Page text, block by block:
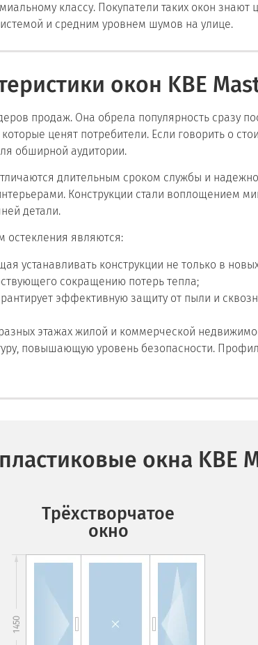
классу. Покупатели таких окон знают
и средним уровнем шумов на улице.
окон KBE
продаж. Она обрела популярность сразу
ценят потребители. Если говорить о
обширной аудитории.
длительным сроком службы и
Конструкции стали воплощением
детали.
остекления являются:
устанавливать конструкции не только в
сокращению потерь тепла;
эффективную защиту от пыли и
этажах жилой и коммерческой
повышающую уровень безопасности.
окна KBE
Трёхстворчатое
окно